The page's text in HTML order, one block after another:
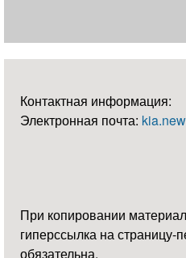
Контактная информация:
Электронная почта:
При копировании
гиперссылка на страницу-
обязательна.